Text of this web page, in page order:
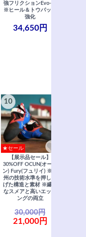
強フリクションEvo-74
※ヒール＆トウパッチ
強化
34,650円
10
★セール
【展示品セール】
30%OFF OCUN(オーツ
ン) Fury(フュリイ) ※欧
州の技術水準を押し上
げた構造と素材 ※繊細
なスメアと高いエッジ
ングの両立
30,000円
21,000円